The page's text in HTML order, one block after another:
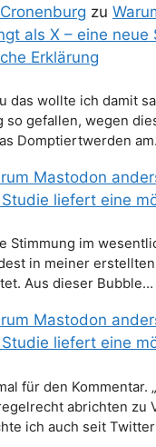
zu
als X – eine
Erklärung
das wollte ich damit
so gefallen, wegen
Domptiertwerden
Mastodon
liefert eine
Stimmung im
in meiner
Aus dieser Bubble…
Mastodon
liefert eine
für den Kommentar.
abrichten zu
ich auch seit